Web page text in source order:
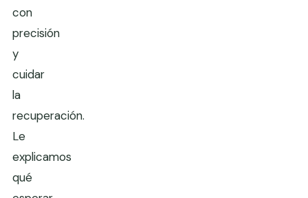
con
precisión
y
cuidar
la
recuperación.
Le
explicamos
qué